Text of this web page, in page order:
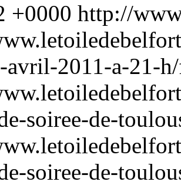
+0000 http://
avril-2011-a-21-
soiree-de-
soiree-de-